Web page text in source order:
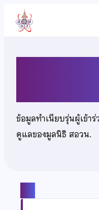
เนื้อหา
ข้อมูลทำเนียบรุ่นผู้เข้า
ดูแลของมูลนิธิ สอวน.